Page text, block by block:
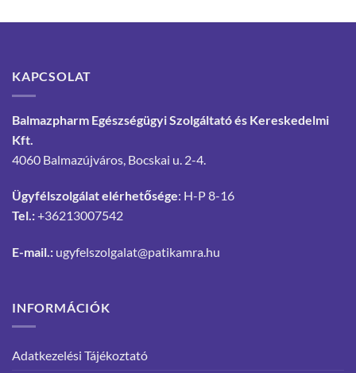
KAPCSOLAT
Balmazpharm Egészségügyi Szolgáltató és Kereskedelmi
Kft.
4060 Balmazújváros, Bocskai u. 2-4.
Ügyfélszolgálat elérhetősége: H-P 8-16
Tel.:+36213007542
E-mail.: ugyfelszolgalat@patikamra.hu
INFORMÁCIÓK
Adatkezelési Tájékoztató